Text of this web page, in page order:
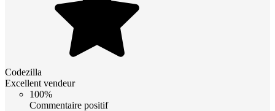
Codezilla
Excellent vendeur
100%
Commentaire positif